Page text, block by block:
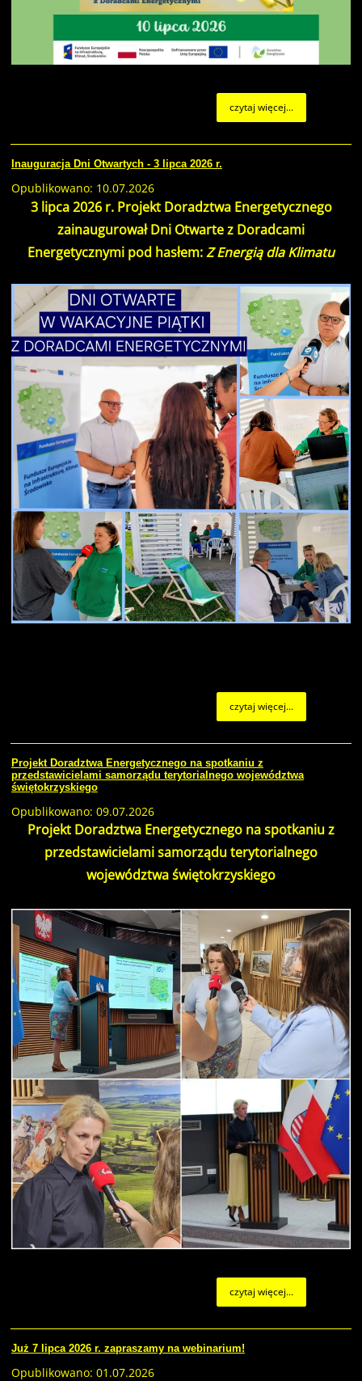
czytaj więcej...
Inauguracja Dni Otwartych - 3 lipca 2026 r.
Opublikowano: 10.07.2026
3 lipca 2026 r. Projekt Doradztwa Energetycznego
zainaugurował Dni Otwarte z Doradcami
Energetycznymi pod hasłem:Z Energią dla Klimatu
czytaj więcej...
Projekt Doradztwa Energetycznego na spotkaniu z
przedstawicielami samorządu terytorialnego województwa
świętokrzyskiego
Opublikowano: 09.07.2026
Projekt Doradztwa Energetycznego na spotkaniu z
przedstawicielami samorządu terytorialnego
województwa świętokrzyskiego
czytaj więcej...
Już 7 lipca 2026 r. zapraszamy na webinarium!
Opublikowano: 01.07.2026